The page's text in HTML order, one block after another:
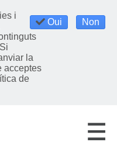
Oui Non
i
la
acceptes
de